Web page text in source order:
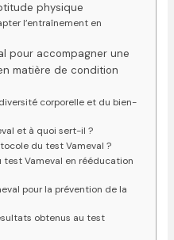
physique
l’entraînement en
pour accompagner une
matière de condition
corporelle et du bien-
et à quoi sert-il ?
du test Vameval ?
test Vameval en rééducation
pour la prévention de la
obtenus au test